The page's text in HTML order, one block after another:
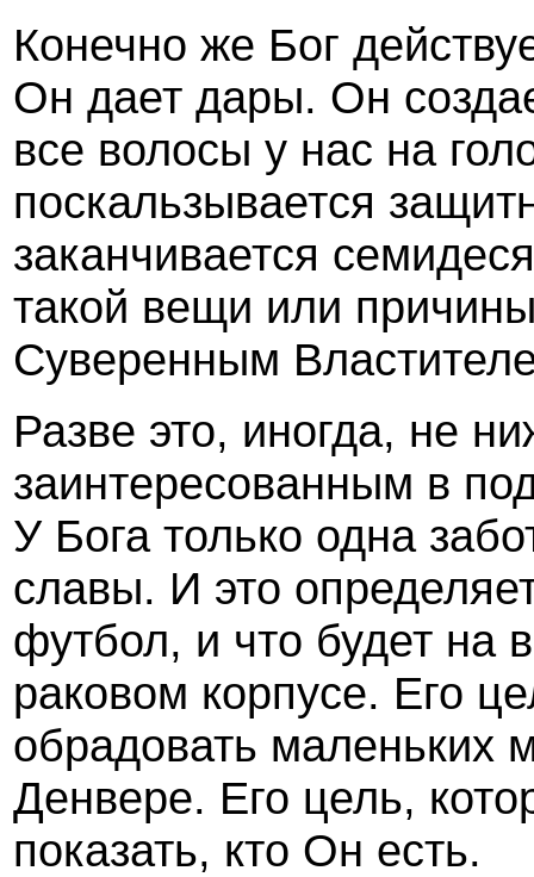
Конечно же Бог
Он дает дары. Он
все волосы у нас на
поскальзывается
заканчивается
такой вещи или
Суверенным
Разве это, иногда, не
заинтересованным в
У Бога только одна
славы. И это
футбол, и что будет на
раковом корпусе. Его
обрадовать маленьких
Денвере. Его цель,
показать, кто Он есть.